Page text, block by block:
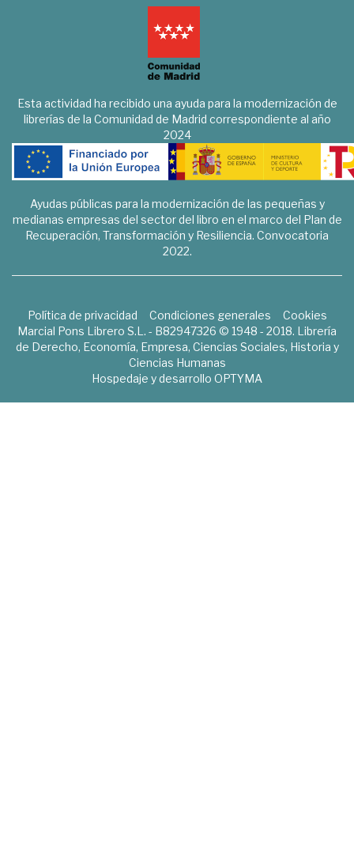
Esta actividad ha recibido una ayuda para la modernización de
librerías de la Comunidad de Madrid correspondiente al año
2024
Ayudas públicas para la modernización de las pequeñas y
medianas empresas del sector del libro en el marco del Plan de
Recuperación, Transformación y Resiliencia. Convocatoria
2022.
Política de privacidad Condiciones generales
Cookies
Marcial Pons Librero S.L. - B82947326 © 1948 - 2018. Librería
de Derecho, Economía, Empresa, Ciencias Sociales, Historia y
Ciencias Humanas
Hospedaje y desarrollo OPTYMA